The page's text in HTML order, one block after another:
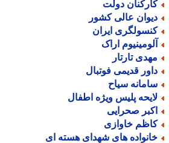
دولت
عالی کشور
ایران
اراک
تارتار
قدیمی فوتبال
سیاح
پلیس ویژه اطفال
صحرایی
خاوازی
های شهدای هسته ای